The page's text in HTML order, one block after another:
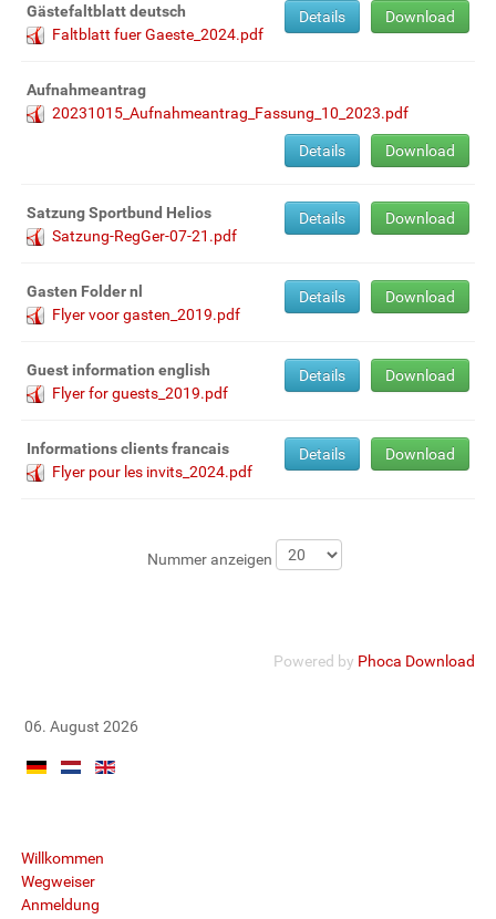
Gästefaltblatt deutsch
Faltblatt fuer Gaeste_2024.pdf
Download
Details
Aufnahmeantrag
20231015_Aufnahmeantrag_Fassung_10_2023.pdf
Download
Details
Satzung Sportbund Helios
Satzung-RegGer-07-21.pdf
Download
Details
Gasten Folder nl
Flyer voor gasten_2019.pdf
Download
Details
Guest information english
Flyer for guests_2019.pdf
Download
Details
Informations clients francais
Flyer pour les invits_2024.pdf
Download
Details
Nummer anzeigen
Powered by Phoca Download
06. August 2026
Willkommen
Wegweiser
Anmeldung